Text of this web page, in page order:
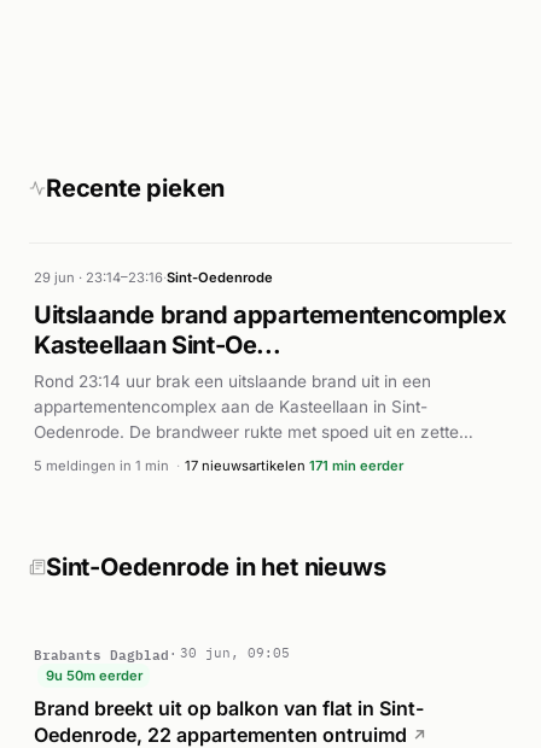
Recente pieken
29 jun · 23:14–23:16·Sint-Oedenrode
Uitslaande brand appartementencomplex
Kasteellaan Sint-Oe...
Rond 23:14 uur brak een uitslaande brand uit in een
appartementencomplex aan de Kasteellaan in Sint-
Oedenrode. De brandweer rukte met spoed uit en zette
meerdere eenheden in vanuit grote hoogte. Volgens Brabants
verwoestte één appartement volledig, maar er werden geen
5 meldingen in 1 min · 17 nieuwsartikelen 171 min eerder
Sint-Oedenrode in het nieuws
Brabants Dagblad
30 jun, 09:05
9u 50m eerder
Brand breekt uit op balkon van flat in Sint-
Oedenrode, 22 appartementen ontruimd ↗